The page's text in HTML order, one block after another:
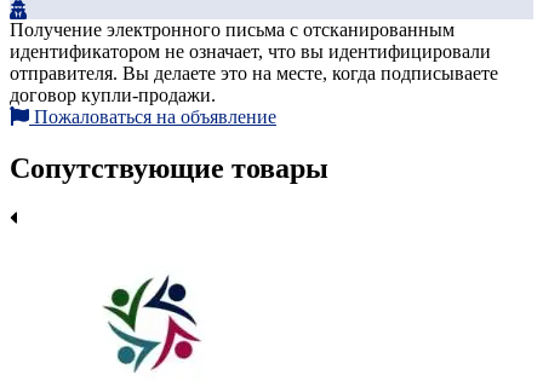
Получение электронного письма с отсканированным
идентификатором не означает, что вы идентифицировали
отправителя. Вы делаете это на месте, когда подписываете
договор купли-продажи.
Пожаловаться на объявление
Сопутствующие товары